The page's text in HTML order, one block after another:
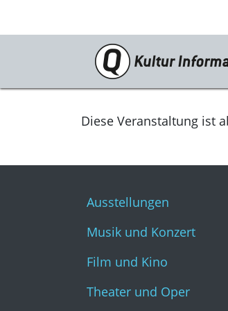
Ausstellungen
Theater und Oper
Literatur
Diese Veranstaltung ist
Ausstellungen
Musik und Konzert
Film und Kino
Theater und Oper